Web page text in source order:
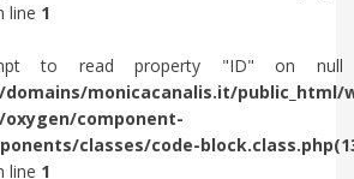
line 1
to read property "ID" on
domains/monicacanalis.it/public_html/
component-
classes/code-
line 1